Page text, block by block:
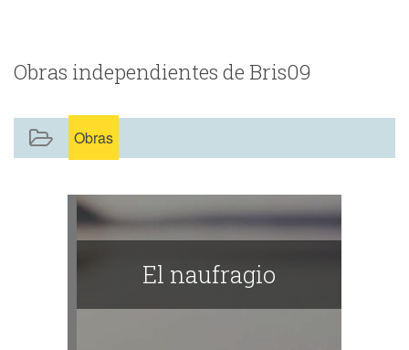
Obras independientes de Bris09
Obras
El naufragio